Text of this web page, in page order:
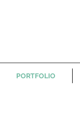
PORTFOLIO